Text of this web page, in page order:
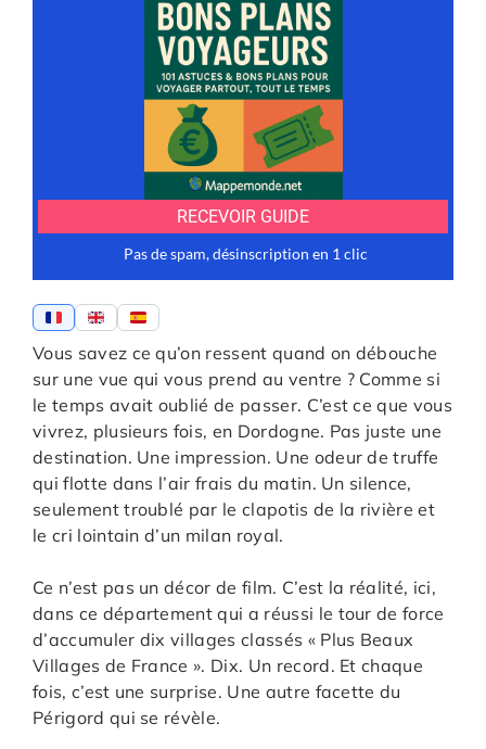
Vous savez ce qu’on ressent quand on débouche
sur une vue qui vous prend au ventre ? Comme si
le temps avait oublié de passer. C’est ce que vous
vivrez, plusieurs fois, en Dordogne. Pas juste une
destination. Une impression. Une odeur de truffe
qui flotte dans l’air frais du matin. Un silence,
seulement troublé par le clapotis de la rivière et
le cri lointain d’un milan royal.
Ce n’est pas un décor de film. C’est la réalité, ici,
dans ce département qui a réussi le tour de force
d’accumuler dix villages classés « Plus Beaux
Villages de France ». Dix. Un record. Et chaque
fois, c’est une surprise. Une autre facette du
Périgord qui se révèle.